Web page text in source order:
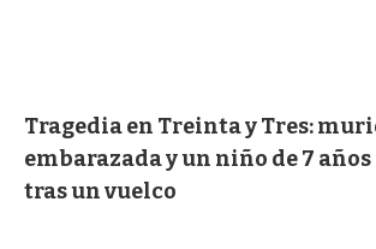
Tragedia en Treinta y Tres:
embarazada y un niño de 7 años
tras un vuelco